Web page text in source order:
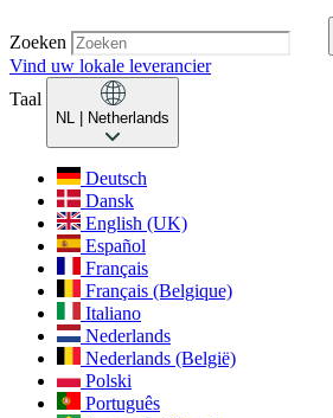
Zoeken
Vind uw lokale leverancier
Taal
NL | Netherlands
Deutsch
Dansk
English (UK)
Español
Français
Français (Belgique)
Italiano
Nederlands
Nederlands (België)
Polski
Português